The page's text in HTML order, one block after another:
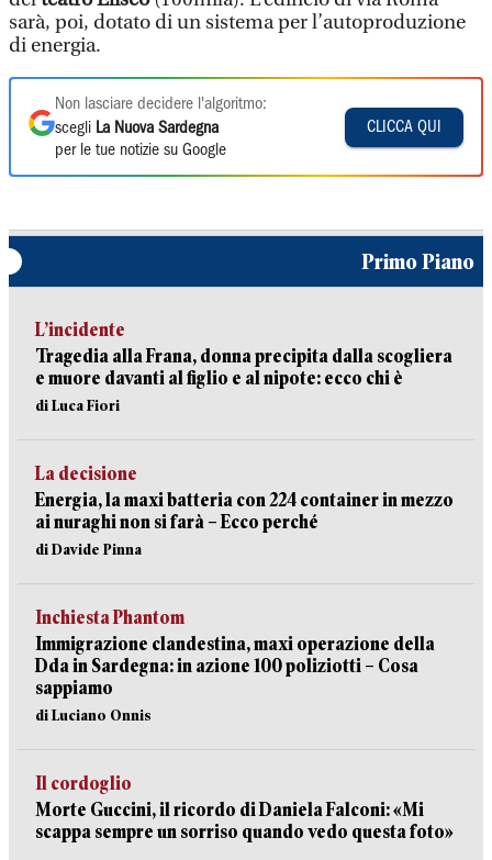
sarà, poi, dotato di un sistema per l’autoproduzione
di energia.
Non lasciare decidere l'algoritmo:
scegli La Nuova Sardegna
per le tue notizie su Google
CLICCA QUI
Primo Piano
L’incidente
Tragedia alla Frana, donna precipita dalla scogliera
e muore davanti al figlio e al nipote: ecco chi è
di Luca Fiori
La decisione
Energia, la maxi batteria con 224 container in mezzo
ai nuraghi non si farà – Ecco perché
di Davide Pinna
Inchiesta Phantom
Immigrazione clandestina, maxi operazione della
Dda in Sardegna: in azione 100 poliziotti – Cosa
sappiamo
di Luciano Onnis
Il cordoglio
Morte Guccini, il ricordo di Daniela Falconi: «Mi
scappa sempre un sorriso quando vedo questa foto»